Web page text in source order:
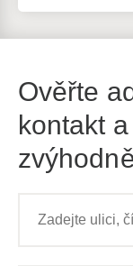
Ověřte
kontakt